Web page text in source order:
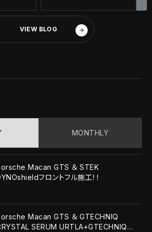
プロテクション・フィルム施
VIEW BLOG
MONTHLY
Macan GTS ＆ STEK
フロントフル施工！！
Macan GTS ＆ GTECHNIQ
SERUM URTLA+GTECHNIQ